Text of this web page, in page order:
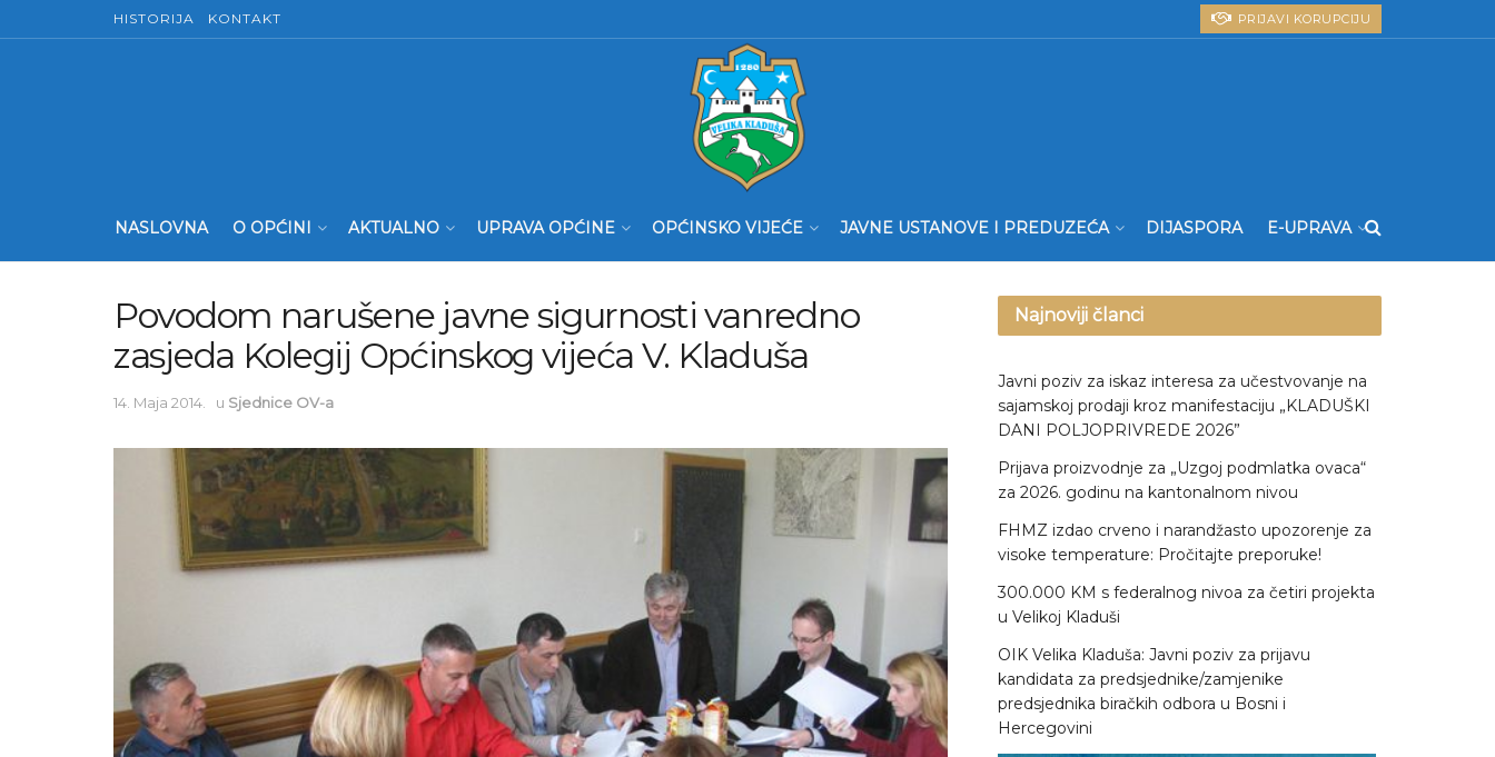
HISTORIJA KONTAKT PRIJAVI KORUPCIJU
NASLOVNA O OPĆINI AKTUALNO UPRAVA OPĆINE OPĆINSKO VIJEĆE JAVNE USTANOVE I PREDUZEĆA DIJASPORA E-UPRAVA
Povodom narušene javne sigurnosti vanredno
zasjeda Kolegij Općinskog vijeća V. Kladuša
14. Maja 2014. u Sjednice OV-a
Najnoviji članci
Javni poziv za iskaz interesa za učestvovanje na
sajamskoj prodaji kroz manifestaciju „KLADUŠKI
DANI POLJOPRIVREDE 2026”
Prijava proizvodnje za „Uzgoj podmlatka ovaca“
za 2026. godinu na kantonalnom nivou
FHMZ izdao crveno i narandžasto upozorenje za
visoke temperature: Pročitajte preporuke!
300.000 KM s federalnog nivoa za četiri projekta
u Velikoj Kladuši
OIK Velika Kladuša: Javni poziv za prijavu
kandidata za predsjednike/zamjenike
predsjednika biračkih odbora u Bosni i
Hercegovini